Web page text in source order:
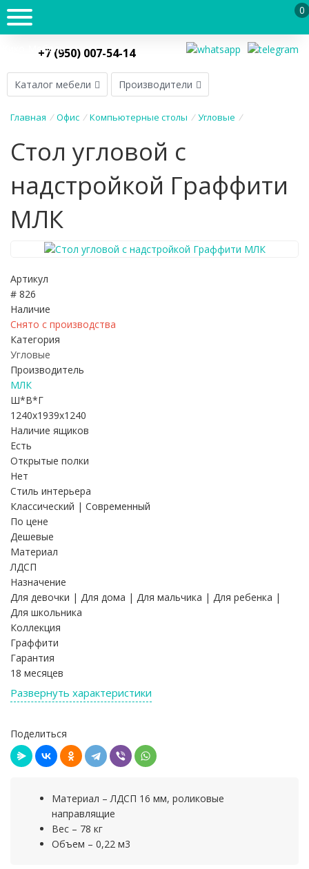
Кико Мебель
0
+7 (950) 007-54-14
Каталог мебели Производители
Главная / Офис / Компьютерные столы / Угловые /
Стол угловой с
надстройкой Граффити
МЛК
Артикул
# 826
Наличие
Снято с производства
Категория
Угловые
Производитель
МЛК
Ш*В*Г
1240x1939x1240
Наличие ящиков
Есть
Открытые полки
Нет
Стиль интерьера
Классический | Современный
По цене
Дешевые
Материал
ЛДСП
Назначение
Для девочки | Для дома | Для мальчика | Для ребенка |
Для школьника
Коллекция
Граффити
Гарантия
18 месяцев
Развернуть характеристики
Поделиться
Материал – ЛДСП 16 мм, роликовые
направлящие
Вес – 78 кг
Объем – 0,22 м3